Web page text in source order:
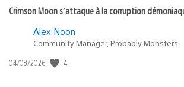
Crimson Moon s’attaque à la corruption
Alex Noon
Community Manager, Probably Monsters
Date
04/08/2026 4